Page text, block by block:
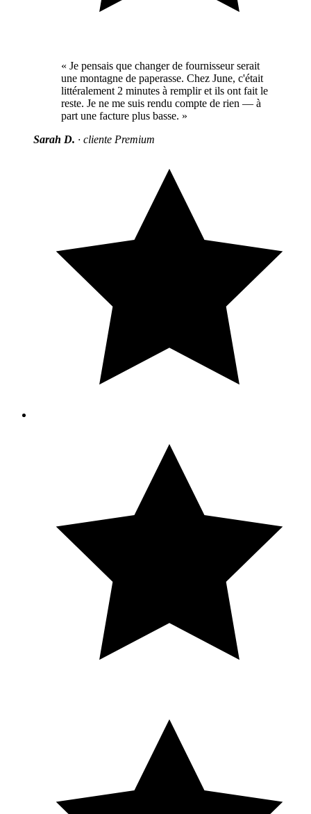
« Je pensais que changer de fournisseur serait
une montagne de paperasse. Chez June, c'était
littéralement 2 minutes à remplir et ils ont fait le
reste. Je ne me suis rendu compte de rien — à
part une facture plus basse. »
Sarah D. · cliente Premium